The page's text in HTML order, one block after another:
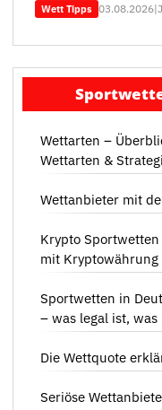
Wett Tipps 03.08.2026|
Wettarten –
Wettarten &
Wettanbieter mit
Krypto
mit Kryptowährung
Sportwetten in
– was legal ist,
Die Wettquote
Seriöse